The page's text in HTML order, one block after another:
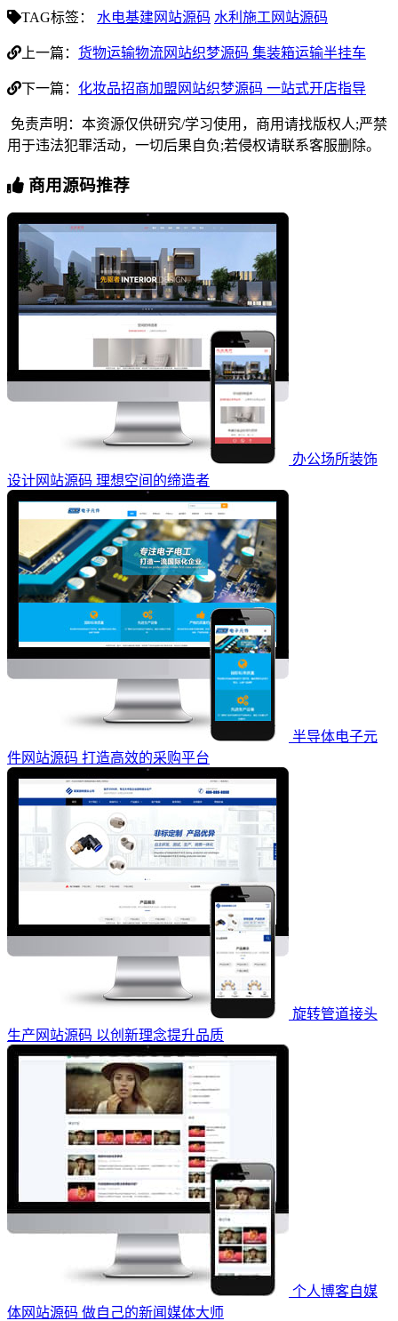
TAG标签： 水电基建网站源码 水利施工网站源码
上一篇： 货物运输物流网站织梦源码 集装箱运输半挂车
下一篇： 化妆品招商加盟网站织梦源码 一站式开店指导
免责声明：本资源仅供研究/学习使用，商用请找版权人;严禁
用于违法犯罪活动，一切后果自负;若侵权请联系客服删除。
商用源码推荐
办公场所装饰
设计网站源码 理想空间的缔造者
半导体电子元
件网站源码 打造高效的采购平台
旋转管道接头
生产网站源码 以创新理念提升品质
个人博客自媒
体网站源码 做自己的新闻媒体大师